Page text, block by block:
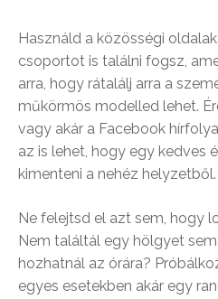
Használd a közösségi
csoportot is találni fogsz,
arra, hogy rátalálj arra a
műkörmös modelled lehet.
vagy akár a Facebook
az is lehet, hogy egy kedves
kimenteni a nehéz helyzetből.
Ne felejtsd el azt sem, hogy
Nem találtál egy hölgyet
hozhatnál az órára?
egyes esetekben akár egy